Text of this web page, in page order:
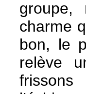
charme
bon, le
relève